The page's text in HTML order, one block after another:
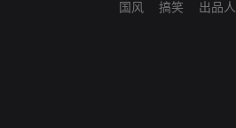
国风
搞笑
出品人